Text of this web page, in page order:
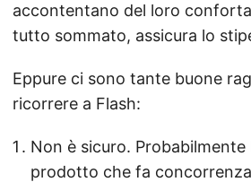
accontentano del loro
tutto sommato, assicura lo
Eppure ci sono tante buone
ricorrere a Flash:
Non è sicuro. Probabilmente
prodotto che fa